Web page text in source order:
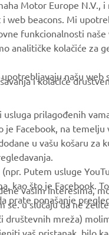
of Waste
Motor Europe N.V., i
web beacons. Mi
funkcionalnosti naše
analitičke kolačiće za
našu web
i kolačiće
prilagođenih
Facebook, na temelju
u vašu košaru za
Putem usluge
kao što je Facebook.
prate ponašanje
vašim interesima,
se. u slučaju da ne
društevnih mreža)
vaš pristanak bilo